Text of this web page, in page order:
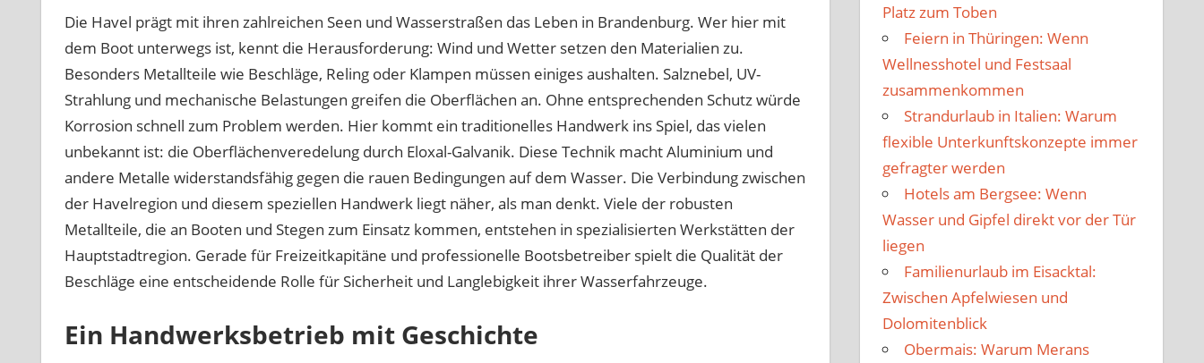
mit
Berliner
Handwerk
zu
tun?
Die Havel prägt mit ihren zahlreichen Seen und Wasserstraßen das Leben in Brandenburg. Wer hier mit
dem Boot unterwegs ist, kennt die Herausforderung: Wind und Wetter setzen den Materialien zu.
Besonders Metallteile wie Beschläge, Reling oder Klampen müssen einiges aushalten. Salznebel, UV-
Strahlung und mechanische Belastungen greifen die Oberflächen an. Ohne entsprechenden Schutz würde
Korrosion schnell zum Problem werden. Hier kommt ein traditionelles Handwerk ins Spiel, das vielen
unbekannt ist: die Oberflächenveredelung durch Eloxal-Galvanik. Diese Technik macht Aluminium und
andere Metalle widerstandsfähig gegen die rauen Bedingungen auf dem Wasser. Die Verbindung zwischen
der Havelregion und diesem speziellen Handwerk liegt näher, als man denkt. Viele der robusten
Metallteile, die an Booten und Stegen zum Einsatz kommen, entstehen in spezialisierten Werkstätten der
Hauptstadtregion. Gerade für Freizeitkapitäne und professionelle Bootsbetreiber spielt die Qualität der
Beschläge eine entscheidende Rolle für Sicherheit und Langlebigkeit ihrer Wasserfahrzeuge.
Ein Handwerksbetrieb mit Geschichte
Platz zum Toben
Feiern in Thüringen: Wenn
Wellnesshotel und Festsaal
zusammenkommen
Strandurlaub in Italien: Warum
flexible Unterkunftskonzepte immer
gefragter werden
Hotels am Bergsee: Wenn
Wasser und Gipfel direkt vor der Tür
liegen
Familienurlaub im Eisacktal:
Zwischen Apfelwiesen und
Dolomitenblick
Obermais: Warum Merans